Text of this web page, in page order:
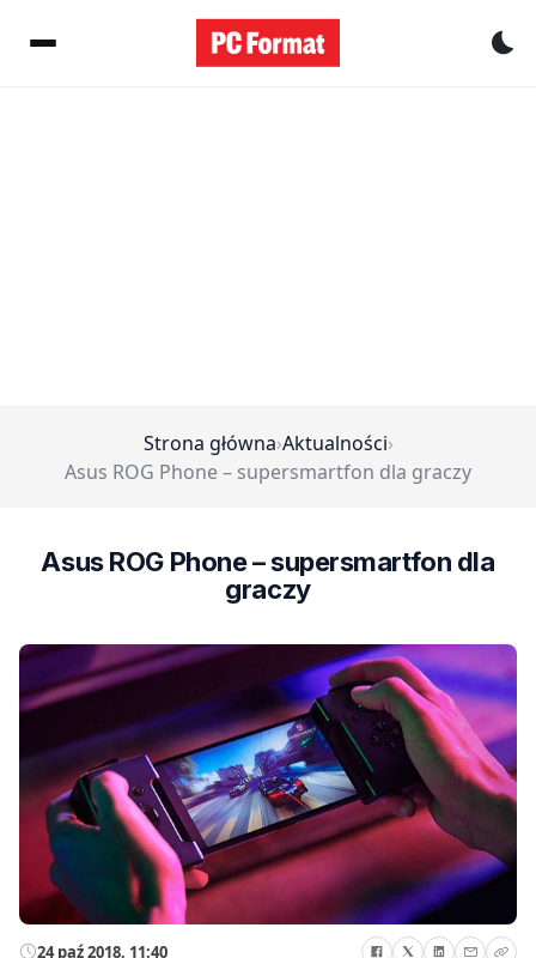
Strona główna›Aktualności›
Asus ROG Phone – supersmartfon dla graczy
Asus ROG Phone – supersmartfon dla
graczy
24 paź 2018, 11:40